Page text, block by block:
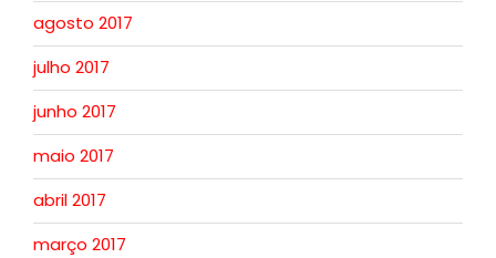
agosto 2017
julho 2017
junho 2017
maio 2017
abril 2017
março 2017